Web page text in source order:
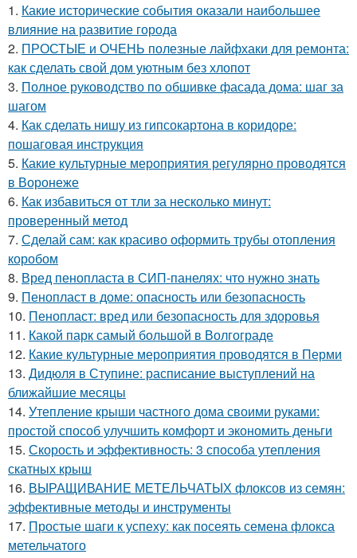
1. Какие исторические события оказали наибольшее
влияние на развитие города
2. ПРОСТЫЕ и ОЧЕНЬ полезные лайфхаки для ремонта:
как сделать свой дом уютным без хлопот
3. Полное руководство по обшивке фасада дома: шаг за
шагом
4. Как сделать нишу из гипсокартона в коридоре:
пошаговая инструкция
5. Какие культурные мероприятия регулярно проводятся
в Воронеже
6. Как избавиться от тли за несколько минут:
проверенный метод
7. Сделай сам: как красиво оформить трубы отопления
коробом
8. Вред пенопласта в СИП-панелях: что нужно знать
9. Пенопласт в доме: опасность или безопасность
10. Пенопласт: вред или безопасность для здоровья
11. Какой парк самый большой в Волгограде
12. Какие культурные мероприятия проводятся в Перми
13. Дидюля в Ступине: расписание выступлений на
ближайшие месяцы
14. Утепление крыши частного дома своими руками:
простой способ улучшить комфорт и экономить деньги
15. Скорость и эффективность: 3 способа утепления
скатных крыш
16. ВЫРАЩИВАНИЕ МЕТЕЛЬЧАТЫХ флоксов из семян:
эффективные методы и инструменты
17. Простые шаги к успеху: как посеять семена флокса
метельчатого